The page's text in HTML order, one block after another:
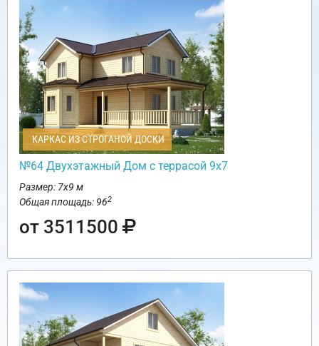
КАРКАС ИЗ СТРОГАНОЙ ДОСКИ
№64 Двухэтажный Дом с террасой 9х7
Размер: 7х9 м
Общая площадь: 962
от 3511500